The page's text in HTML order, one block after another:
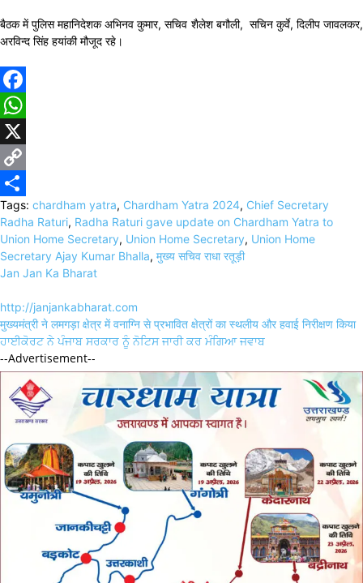
बैठक में पुलिस महानिदेशक अभिनव कुमार, सचिव शैलेश बगौली, सचिन कुर्वे, दिलीप जावलकर,
अरविन्द सिंह हयांकी मौजूद रहे।
Facebook
WhatsApp
X
Copy
Link
Share
Tags: chardham yatra, Chardham Yatra 2024, Chief Secretary
Radha Raturi, Radha Raturi gave update on Chardham Yatra to
Union Home Secretary, Union Home Secretary, Union Home
Secretary Ajay Kumar Bhalla, मुख्य सचिव राधा रतूड़ी
Jan Jan Ka Bharat
http://janjankabharat.com
Post
navigation
मुख्यमंत्री ने लमगड़ा क्षेत्र में वनाग्नि से प्रभावित क्षेत्रों का स्थलीय और हवाई निरीक्षण किया
ਹਾਈਕੋਰਟ ਨੇ ਪੰਜਾਬ ਸਰਕਾਰ ਨੂੰ ਨੋਟਿਸ ਜਾਰੀ ਕਰ ਮੰਗਿਆ ਜਵਾਬ
--Advertisement--